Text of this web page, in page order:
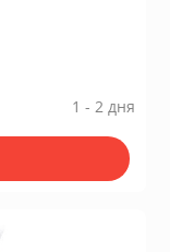
1 - 2 дня